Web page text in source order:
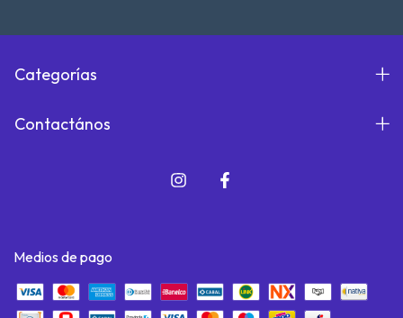
Categorías
Contactános
Medios de pago